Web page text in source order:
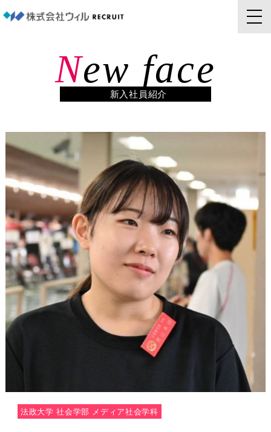
New face
新入社員紹介
法政大学 社会学部 メディア社会学科